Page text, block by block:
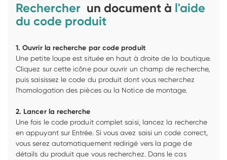
Rechercher un document à l'aide
du code produit
1. Ouvrir la recherche par code produit
Une petite loupe est située en haut à droite de la boutique.
Cliquez sur cette icône pour ouvrir un champ de recherche,
puis saisissez le code du produit dont vous recherchez
l'homologation des pièces ou la Notice de montage.
Une fois le code produit complet saisi, lancez la recherche
en appuyant sur Entrée. Si vous avez saisi un code correct,
vous serez automatiquement redirigé vers la page de
détails du produit que vous recherchez. Dans le cas